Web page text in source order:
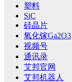
塑料
SiC
硅晶片
氧化镓Ga2O3
视频号
通讯录
艾邦官网
艾邦机器人